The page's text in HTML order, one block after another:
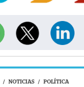
/ NOTICIAS / POLÍTICA